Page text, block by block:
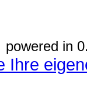
powered in
Ihre